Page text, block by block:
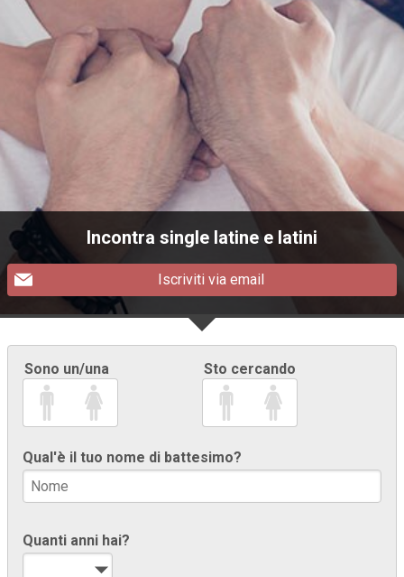
Incontra single latine e latini
Iscriviti via email
Sono un/una Sto cercando
Qual'è il tuo nome di battesimo?
Quanti anni hai?